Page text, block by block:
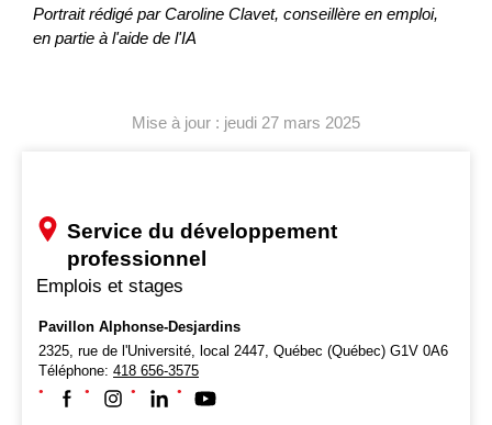
Portrait rédigé par Caroline Clavet, conseillère en emploi,
en partie à l'aide de l'IA
Mise à jour : jeudi 27 mars 2025
Service du développement
professionnel
Emplois et stages
Pavillon Alphonse-Desjardins
2325, rue de l'Université, local 2447, Québec (Québec) G1V 0A6
Téléphone: 418 656-3575
Suivez-nous sur Facebook
Suivez-nous sur Instagram
Suivez-nous sur LinkedIn
Suivez-nous sur Youtube